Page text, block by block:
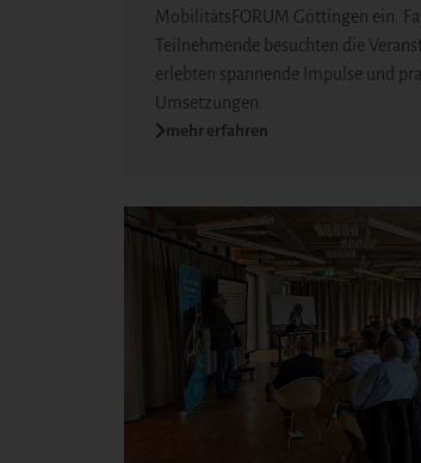
MobilitätsFORUM Göttingen ein.
Teilnehmende besuchten die
erlebten spannende Impulse und
Umsetzungen.
mehr erfahren